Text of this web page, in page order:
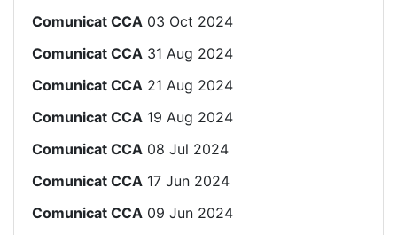
Comunicat CCA 03 Oct 2024
Comunicat CCA 31 Aug 2024
Comunicat CCA 21 Aug 2024
Comunicat CCA 19 Aug 2024
Comunicat CCA 08 Jul 2024
Comunicat CCA 17 Jun 2024
Comunicat CCA 09 Jun 2024